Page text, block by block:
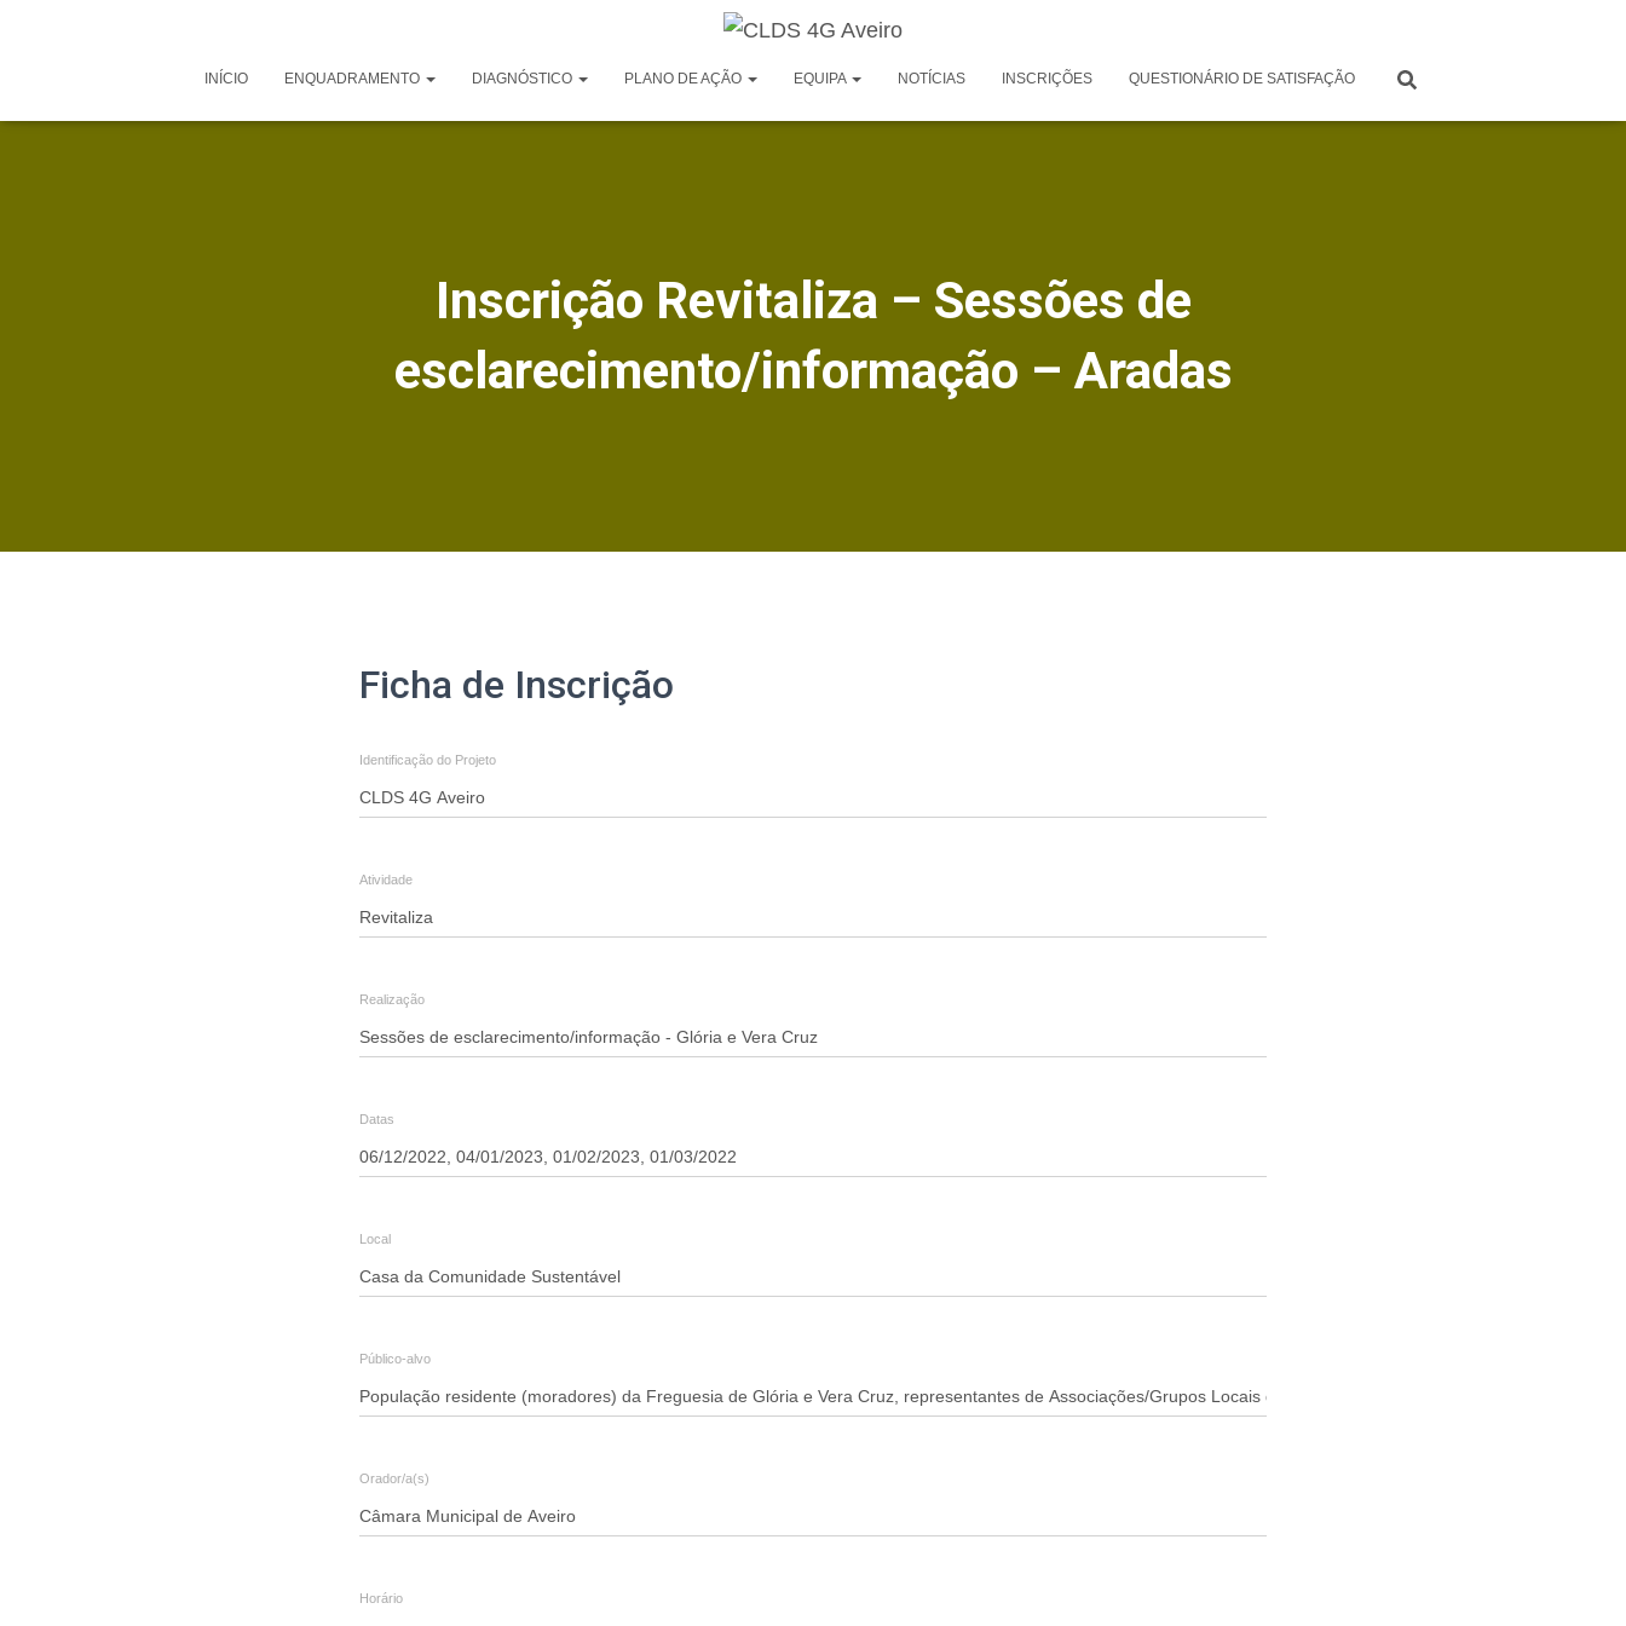
INÍCIO ENQUADRAMENTO DIAGNÓSTICO PLANO DE AÇÃO EQUIPA NOTÍCIAS INSCRIÇÕES QUESTIONÁRIO DE SATISFAÇÃO
Inscrição Revitaliza – Sessões de
esclarecimento/informação – Aradas
Inscrição
Revitaliza
-
de
esclarecimento/informação
Glória
e
Cruz
Ficha de Inscrição
Identificação do Projeto
Atividade
Realização
Datas
Local
Público-alvo
Orador/a(s)
Horário